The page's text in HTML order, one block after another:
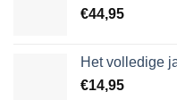
€44,95
Het volledige
€14,95